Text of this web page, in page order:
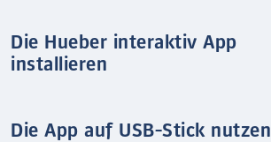
Die Hueber interaktiv App
installieren
Die App auf USB-Stick nutzen